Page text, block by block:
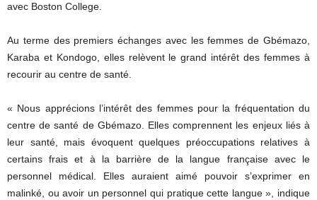
avec Boston College.
Au terme des premiers échanges avec les femmes de Gbémazo,
Karaba et Kondogo, elles relèvent le grand intérêt des femmes à
recourir au centre de santé.
« Nous apprécions l’intérêt des femmes pour la fréquentation du
centre de santé de Gbémazo. Elles comprennent les enjeux liés à
leur santé, mais évoquent quelques préoccupations relatives à
certains frais et à la barrière de la langue française avec le
personnel médical. Elles auraient aimé pouvoir s’exprimer en
malinké, ou avoir un personnel qui pratique cette langue », indique